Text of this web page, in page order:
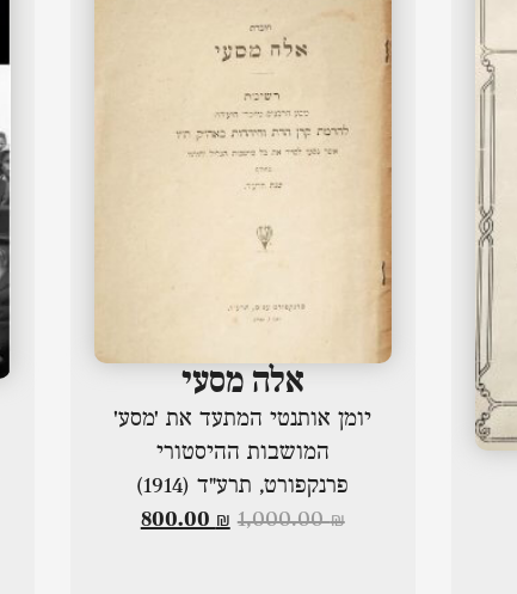
אלה מסעי
יומן אותנטי המתעד את 'מסע'
המושבות ההיסטורי
פרנקפורט, תרע"ד (1914)
1,000.00₪
800.00 ₪